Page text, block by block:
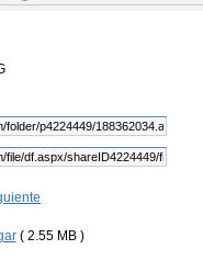
( 2.55 MB )